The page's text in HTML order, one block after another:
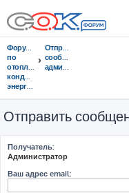
Форумы
по
отоплению,
кондиционированию,
энергосбережению
Отправить
сообщение
администрации
Отправить
Получатель:
Администратор
Ваш адрес email: